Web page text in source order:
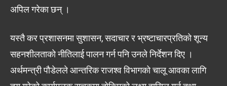
अपिल गरेका छन् ।
यस्तै कर प्रशासनमा सुशासन, सदाचार र भ्रष्टाचारप्रतिको शून्य
सहनशीलताको नीतिलाई पालन गर्न पनि उनले निर्देशन दिए ।
अर्थमन्त्री पौडेलले आन्तरिक राजश्व विभागको चालू आवका लागि